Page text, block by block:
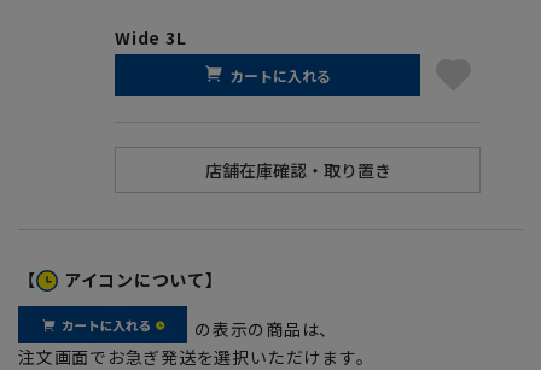
Wide 3L
カートに入れる
【 アイコンについて】
の表示の商品は、
注文画面でお急ぎ発送を選択いただけます。